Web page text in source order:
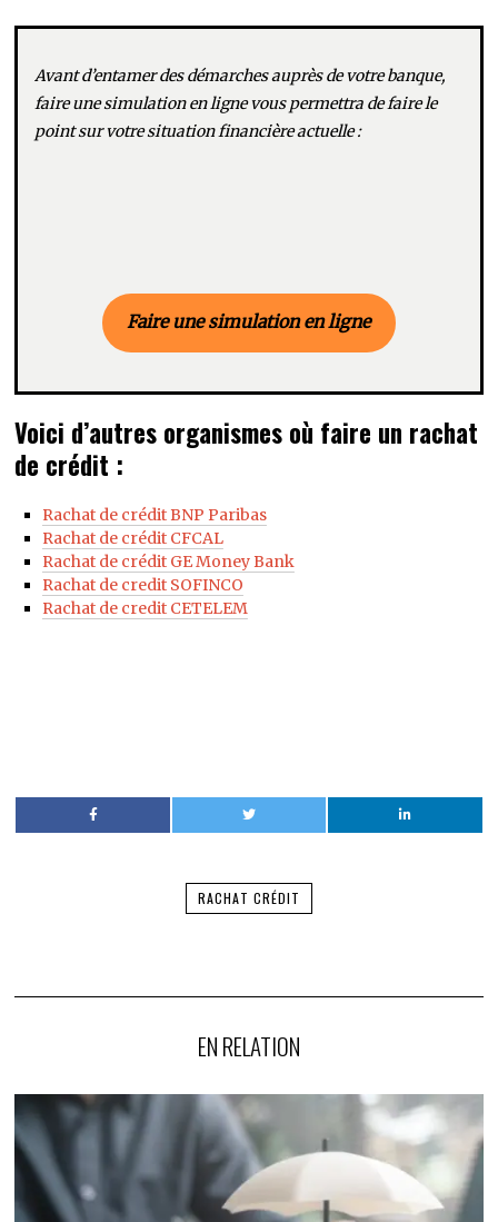
Avant d’entamer des démarches auprès de votre banque,
faire une simulation en ligne vous permettra de faire le
point sur votre situation financière actuelle :
Faire une simulation en ligne
Voici d’autres organismes où faire un rachat
de crédit :
Rachat de crédit BNP Paribas
Rachat de crédit CFCAL
Rachat de crédit GE Money Bank
Rachat de credit SOFINCO
Rachat de credit CETELEM
RACHAT CRÉDIT
EN RELATION